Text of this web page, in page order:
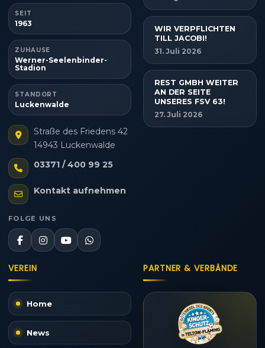
SEIT
1963
ZUHAUSE
Werner-Seelenbinder-
Stadion
STANDORT
Luckenwalde
Straße des Friedens 42
14943 Luckenwalde
03371 / 400 99 25
Kontakt aufnehmen
FOLGE UNS
WIR VERPFLICHTEN
TILL JACOBI!
31. Juli 2026
REST GMBH WEITER
AN DER SEITE
UNSERES FSV 63!
27. Juli 2026
VEREIN
Home
News
PARTNER & VERBÄNDE